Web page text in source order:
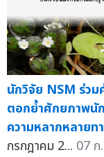
นักวิจัย NSM ร่ว
ตอกย้ำศักยภาพนั
ความหลากหลาย
กรกฎาคม 2... 07 ก